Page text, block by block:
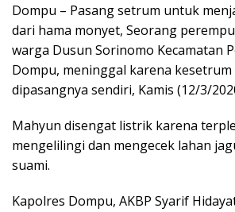
Dompu – Pasang setrum untuk
dari hama monyet, Seorang
warga Dusun Sorinomo Kecamatan
Dompu, meninggal karena
dipasangnya sendiri, Kamis (12/3/
Mahyun disengat listrik karena
mengelilingi dan mengecek lahan
suami.
Kapolres Dompu, AKBP Syarif